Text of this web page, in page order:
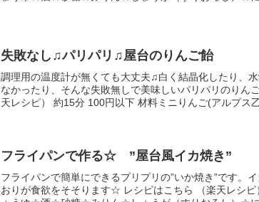
失敗なし♫パリパリ♫屋台のりんご飴
調理用の温度計が無くても大丈夫♫白く結晶化したり、
なかったり、そんな失敗無しで美味しいパリパリのりん
天レシピ） 約15分 100円以下 材料ミニりんご(アルプス
フライパンで作る☆ ”屋台風イカ焼き”
フライパンで簡単にできるプリプリの”いか焼き”です。
おりが食欲をそそります☆ レシピはこちら （楽天レシ